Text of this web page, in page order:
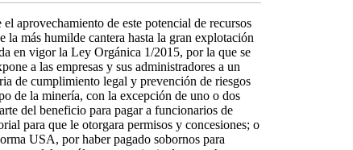
aprovechamiento de este potencial de recursos
la más humilde cantera hasta la gran explotación
en vigor la Ley Orgánica 1/2015, por la que se
a las empresas y sus administradores a un
de cumplimiento legal y prevención de riesgos
de la minería, con la excepción de uno o dos
del beneficio para pagar a funcionarios de
para que le otorgara permisos y concesiones; o
USA, por haber pagado sobornos para